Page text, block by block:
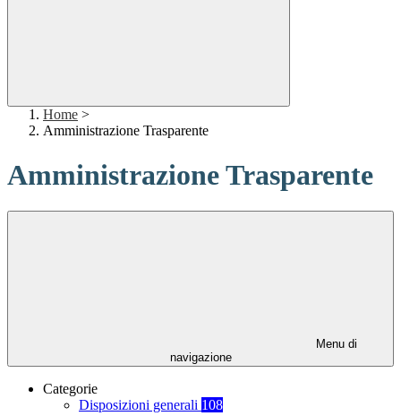
Home >
Amministrazione Trasparente
Amministrazione Trasparente
Menu di
navigazione
Categorie
Disposizioni generali 108